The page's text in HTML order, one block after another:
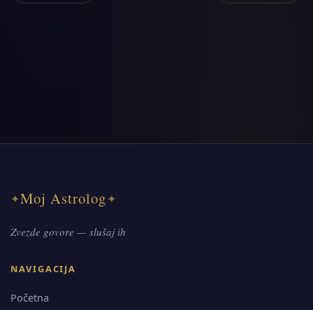
✦Moj Astrolog✦
Zvezde govore — slušaj ih
NAVIGACIJA
Početna